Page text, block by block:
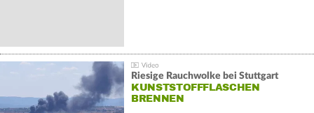
Riesige Rauchwolke bei Stuttgart
KUNSTSTOFFFLASCHEN
BRENNEN